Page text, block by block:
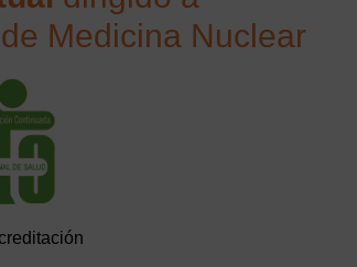
Medicina Nuclear